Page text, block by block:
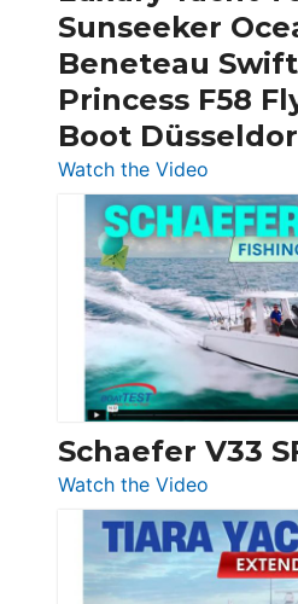
Invictus
&
Quarken
at
Boot
Sunseeker
Beneteau
Princess F58
Boot
Watch the Video
Luxury
Yacht
Tour:
Ocean
156,
Beneteau
Swift
Trawler
54
Princess
F58
Flybridge
Schaefer V33
Watch the Video
Schaefer
V33
SF